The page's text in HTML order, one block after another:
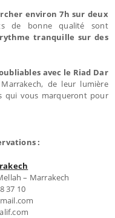
environ 7h sur deux
de bonne qualité sont
tranquille sur des
avec le Riad Dar
de leur lumière
qui vous marqueront pour
:
– Marrakech
37 10